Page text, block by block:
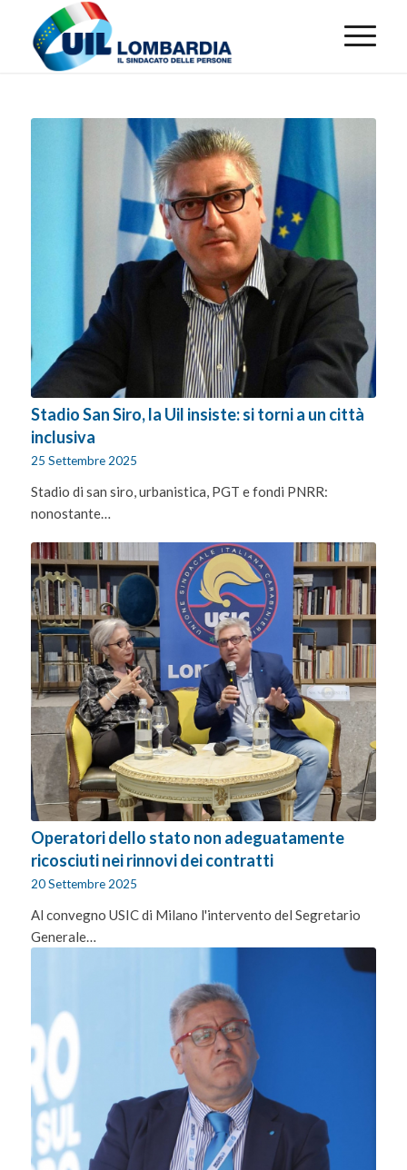
Stadio San Siro, la Uil insiste: si torni a un città
inclusiva
25 Settembre 2025
Stadio di san siro, urbanistica, PGT e fondi PNRR:
nonostante…
Operatori dello stato non adeguatamente
ricosciuti nei rinnovi dei contratti
20 Settembre 2025
Al convegno USIC di Milano l'intervento del Segretario
Generale…